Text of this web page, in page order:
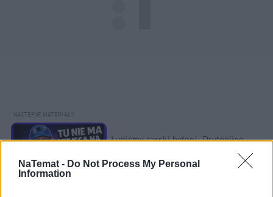
NaTemat - Do Not Process My Personal
Information
Łupiemy carski beton!  Drytooling
kierunek:GÓRY #4